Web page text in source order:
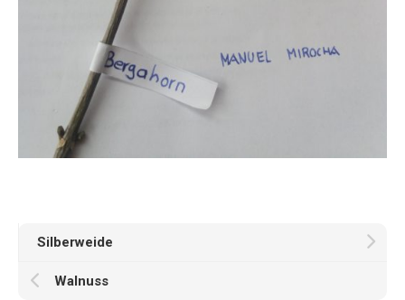
Silberweide
Walnuss